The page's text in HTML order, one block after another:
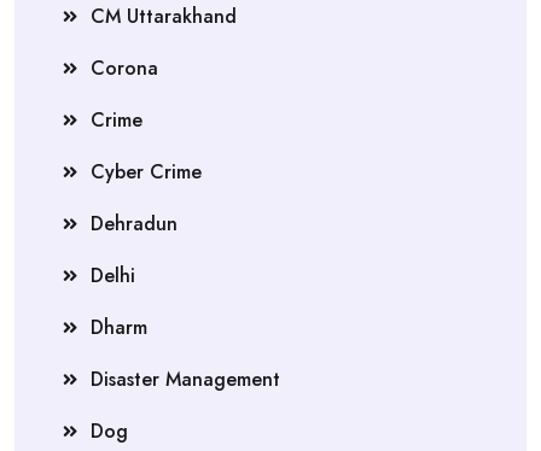
CM Uttarakhand
Corona
Crime
Cyber Crime
Dehradun
Delhi
Dharm
Disaster Management
Dog